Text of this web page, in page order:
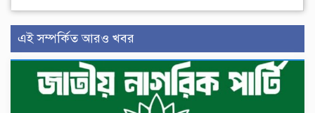
এই সম্পর্কিত আরও খবর